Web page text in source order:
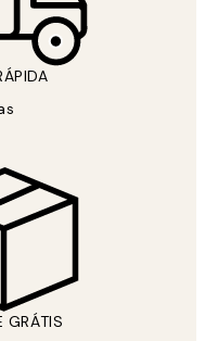
GRÁTIS